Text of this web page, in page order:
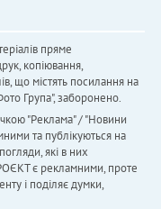
пряме
копіювання,
що містять посилання на
Група", заборонено.
"Реклама" / "Новини
та публікуються на
які в них
є рекламними, проте
і поділяє думки,